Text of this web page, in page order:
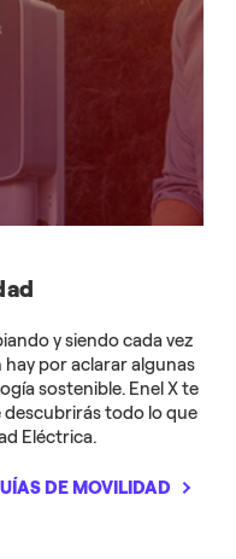
y siendo cada vez
por aclarar algunas
sostenible. Enel X te
todo lo que
Eléctrica.
DE MOVILIDAD